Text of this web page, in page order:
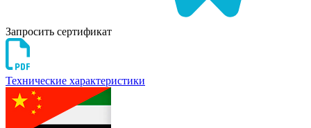
Запросить сертификат
Технические характеристики